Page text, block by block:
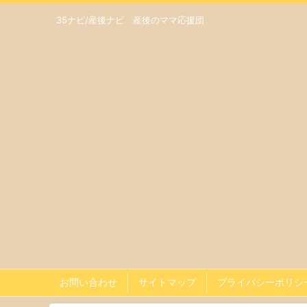
35ナビ/産後ナビ 産後のママ応援団
お問い合わせ サイトマップ プライバシーポリシ